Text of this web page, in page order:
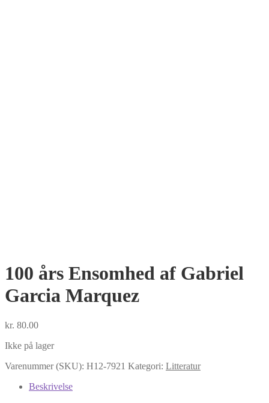
100 års Ensomhed af Gabriel
Garcia Marquez
kr. 80.00
Ikke på lager
Varenummer (SKU): H12-7921 Kategori: Litteratur
Beskrivelse